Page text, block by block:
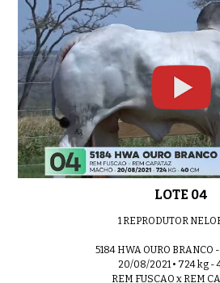
LOTE 04
1 REPRODUTOR
5184 HWA OURO BRANCO
20/08/2021 • 724 kg -
REM FUSCAO x REM